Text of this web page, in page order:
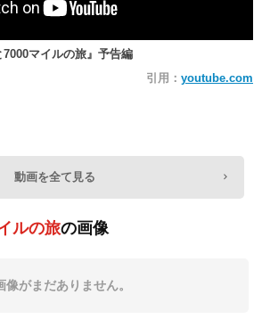
マイルの旅』予告編
引用： youtube.com
動画を全て見る
ルの旅の画像
像がまだありません。